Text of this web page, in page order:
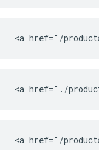
<a href="/
<a href="./
<a href="/